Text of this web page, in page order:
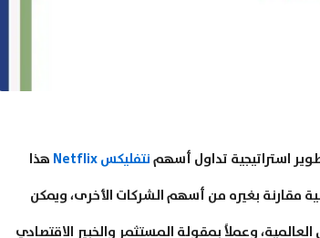
استراتيجية تداول أسهم نتفليكس Netflix
هذا
مقارنة بغيره من أسهم الشركات الأخرى، ويمكن
وعملاً بمقولة المستثمر والخبير الاقتصادي